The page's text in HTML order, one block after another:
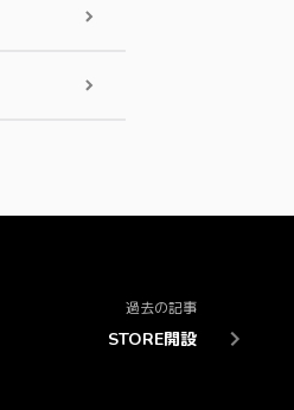
過去の記事
STORE開設